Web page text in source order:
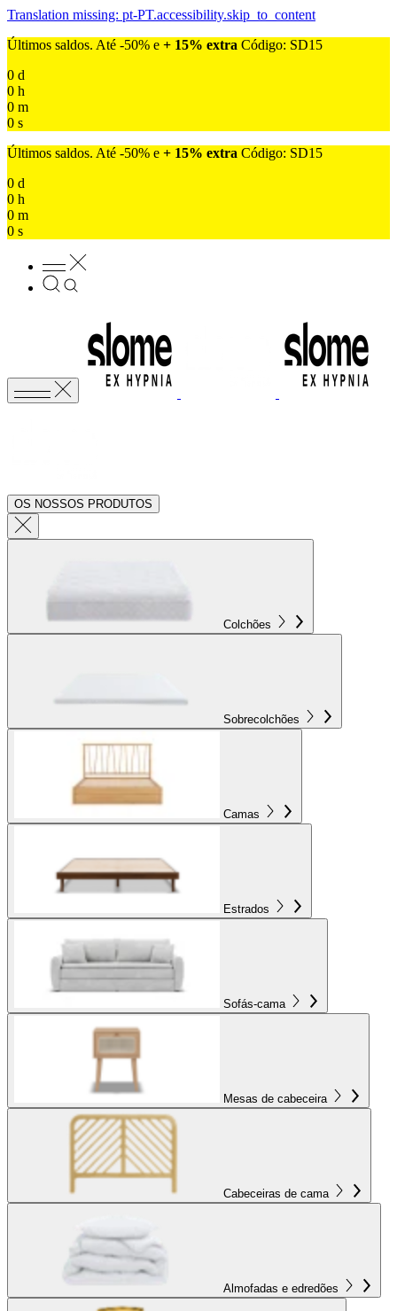
Translation missing: pt-PT.accessibility.skip_to_content
Últimos saldos. Até -50% e + 15% extra Código: SD15
0 d
0 h
0 m
0 s
Últimos saldos. Até -50% e + 15% extra Código: SD15
0 d
0 h
0 m
0 s
OS NOSSOS PRODUTOS
Colchões
Sobrecolchões
Camas
Estrados
Sofás-cama
Mesas de cabeceira
Cabeceiras de cama
Almofadas e edredões